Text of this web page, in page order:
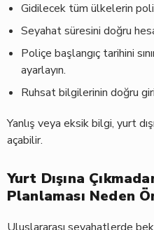
Gidilecek tüm ülkelerin
Seyahat süresini doğru
Poliçe başlangıç tarihini
ayarlayın.
Ruhsat bilgilerinin doğru
Yanlış veya eksik bilgi, yurt
açabilir.
Yurt Dışına
Planlaması Neden